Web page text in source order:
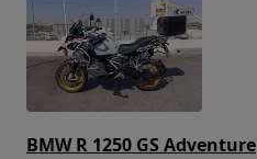
BMW R 1250 GS Adventure